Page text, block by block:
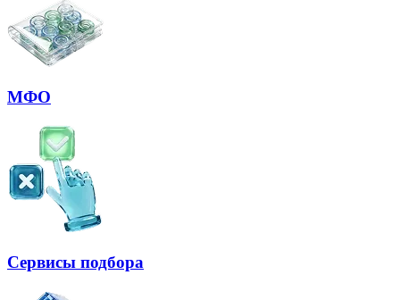
МФО
Сервисы подбора